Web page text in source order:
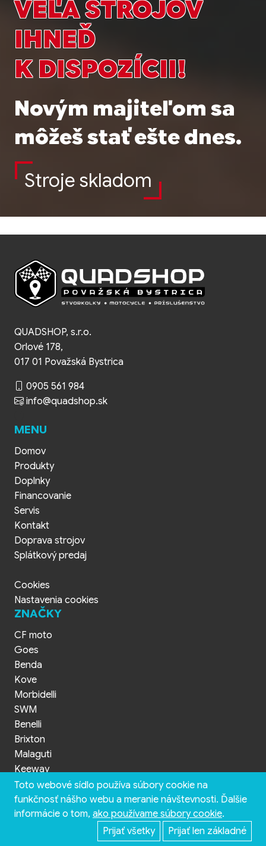
VEĽA STROJOV
IHNEĎ
K DISPOZÍCII!
Novým majiteľom sa
môžeš stať ešte dnes.
Stroje skladom
QUADSHOP, s.r.o.
Orlové 178,
017 01 Považská Bystrica
0905 561 984
info@quadshop.sk
MENU
Domov
Produkty
Doplnky
Financovanie
Servis
Kontakt
Doprava strojov
Splátkový predaj
Cookies
Nastavenia cookies
ZNAČKY
CF moto
Goes
Benda
Kove
Morbidelli
SWM
Benelli
Brixton
Malaguti
Keeway
© 2026 QuadShop.sk Považská Bystrica - všetky práva vyhradené
tvorba web stránok INCUBEMEDIA
Toto webové sídlo používa súbory cookie na
funkčnosť nášho webu a meranie návštevnosti. Ďalšie
informácie o tom, ako používame súbory cookie.
Prijať všetky
Prijať len základné